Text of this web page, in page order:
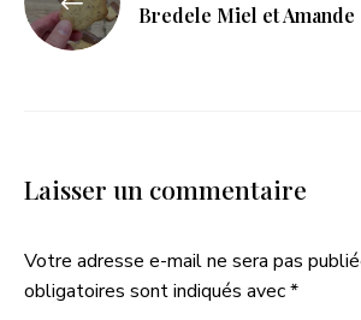
Bredele Miel et Amande
Laisser un commentaire
Votre adresse e-mail ne sera pas
obligatoires sont indiqués avec*